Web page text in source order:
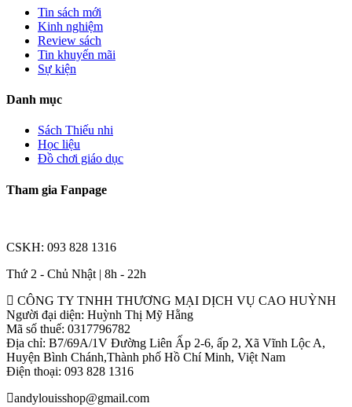
Tin sách mới
Kinh nghiệm
Review sách
Tin khuyến mãi
Sự kiện
Danh mục
Sách Thiếu nhi
Học liệu
Đồ chơi giáo dục
Tham gia Fanpage
CSKH: 093 828 1316
Thứ 2 - Chủ Nhật | 8h - 22h
CÔNG TY TNHH THƯƠNG MẠI DỊCH VỤ CAO HUỲNH
Người đại diện: Huỳnh Thị Mỹ Hằng
Mã số thuế: 0317796782
Địa chỉ: B7/69A/1V Đường Liên Ấp 2-6, ấp 2, Xã Vĩnh Lộc A,
Huyện Bình Chánh,Thành phố Hồ Chí Minh, Việt Nam
Điện thoại: 093 828 1316
andylouisshop@gmail.com